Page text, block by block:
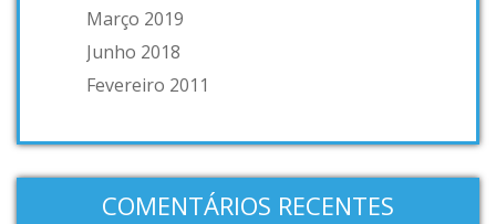
Março 2019
Junho 2018
Fevereiro 2011
COMENTÁRIOS RECENTES